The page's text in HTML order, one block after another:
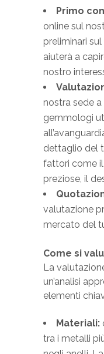
Primo
online sul
preliminari
aiuterà a
nostro
nostra sede a
gemmologi
dettaglio del
fattori come
preziose, il
valutazione
mercato del
Come si
La
un’analisi
elementi
Materiali:
tra i metalli